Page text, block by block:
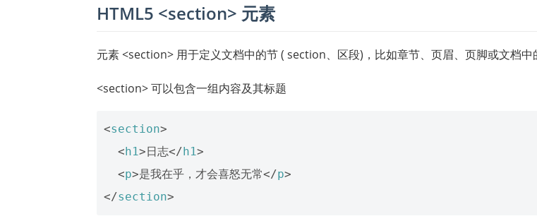
HTML5 <section> 元素
元素 <section> 用于定义文档中的节 ( section、区段)，比如章节、页眉、页脚或文档中
<section> 可以包含一组内容及其标题
<section>
<h1>日志</h1>
<p>是我在乎，才会喜怒无常</p>
</section>